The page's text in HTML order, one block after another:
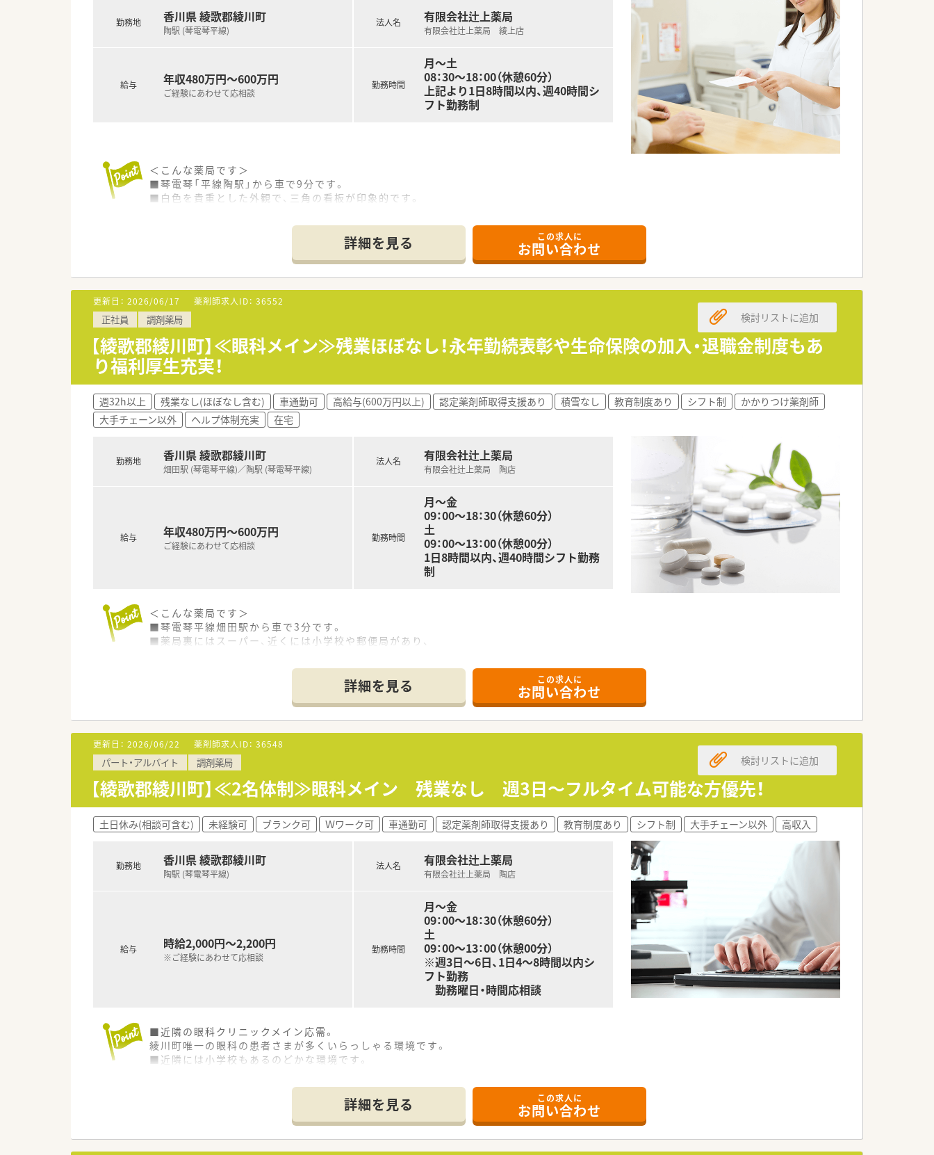
勤務地 香川県 綾歌郡綾川町
陶駅 (琴電琴平線)
給与 年収480万円～600万円
ご経験にあわせて応相談
法人名 有限会社辻上薬局
有限会社辻上薬局 綾上店
勤務時間
月～土
08：30～18：00（休憩60分）
上記より1日8時間以内、週40時間シ
フト勤務制
＜こんな薬局です＞
■琴電琴「平線陶駅」から車で9分です。
■白色を貴重とした外観で、三角の看板が印象的です。
皆様に落ち着いてご利用頂ける環境作りに努めています。
■要介護認定などの介護保険制度のご相談も受けています。
■内科, 小児科, 皮膚科の処方箋がメインとなります。
在宅にも積極的に取り組みしています。
■処方箋は90枚/日程度です。
■薬剤師は3名体制です。
＜研修制度＞
■新入社員導入研修、現場OJT、集合研修、
他店舗研修、各種勉強会や社内研究発表会、
更にe-Learningシステムまで導入しており、
入社後の薬剤師としてのスキルアップを支援致します。
■自主参加型の勉強会も開催しています！
「わかばクラブ」という若手社員による自主的な
調剤勉強会もございます。
・2ヶ月に1回開催される小売勉強会とは別に、
＜法人特徴＞
■株式会社トプコグループ（有限会社辻上薬局・有限会社アインス）は、
県下一円の店舗連携を通して香川県下で2番目に多い店舗数の運営を行っています。
創業当初より医薬分業に積極的に努め、独自のノウハウを構築した結果、
四国エリアでも非常にレベルの高い勤務薬剤師の方々を育成されています。
■福利厚生として、永年勤続表彰として、
生命保険の加入・退職金制度（3年以上）もあり充実しています。
■退職金積み立て費用は会社負担になります。
■お休みは日・祝＋平日4日/月の週休2日制となっております。
■ほぼ全ての店舗で地域支援体制加算を算定されています。
■現在、従業員の満足度を上げるため有給休暇取得推進や残業を抑える等
「働き方改革」を法人で取り組んでいます。
＜こんな方にもオススメ＞
■福利厚生の充実した会社で勤務したい方
■在宅に関する知識も身に付けたい方
少しでも気になった方はお問い合わせくださいませ
詳細を見る この求人に
お問い合わせ
更新日： 2026/06/17 薬剤師求人ID： 36552
正社員 調剤薬局
【綾歌郡綾川町】≪眼科メイン≫残業ほぼなし！永年勤続表彰や生命保険の加入・退職金制度もあ
り福利厚生充実！
検討リストに追加
週32h以上 残業なし(ほぼなし含む) 車通勤可 高給与(600万円以上) 認定薬剤師取得支援あり 積雪なし 教育制度あり シフト制
かかりつけ薬剤師
大手チェーン以外
ヘルプ体制充実 在宅
勤務地 香川県 綾歌郡綾川町
畑田駅 (琴電琴平線)／陶駅 (琴電琴平線)
給与 年収480万円～600万円
ご経験にあわせて応相談
法人名 有限会社辻上薬局
有限会社辻上薬局 陶店
勤務時間
月～金
09：00～18：30（休憩60分）
土
09：00～13：00（休憩00分）
1日8時間以内、週40時間シフト勤務
制
＜こんな薬局です＞
■琴電琴平線畑田駅から車で3分です。
■薬局裏にはスーパー、近くには小学校や郵便局があり、
■受付カウンターや投薬口には椅子を用意しており
患者様が落ち着いて説明を受ける事が出来る環境です。
■一般品薬や、栄養ドリンク等の雑貨品も多数置いてあります。
■調剤室は広々としており、整理整頓されています。
＜業務内容＞
■眼科がメインとなります。
在宅も取り組んでいる店舗です。
■処方箋は70～80枚/日程度です。
■薬剤師は2名体制です。
＜研修制度＞
■新入社員導入研修、現場OJT、集合研修、他店舗研修、
入社後の薬剤師としてのスキルアップを支援致します。
■自主参加型の勉強会も開催しています！
「わかばクラブ」という若手社員による自主的な調剤勉強会もございます。
サプリメントの勉強会もございます。
■株式会社トプコグループ（有限会社辻上薬局・有限会社アインス）は、
福利厚生などを充実させて環境を整えています。
また、ライフステージに合わせて、多様な働き方も実現できます。
創業当初より医薬分業に積極的に努め、独自のノウハウを構築した結果、
■福利厚生として、永年勤続表彰として、
15年及び30年勤務者を対象として表彰しています。
生命保険の加入・退職金制度（3年以上）もあり充実しています。
■退職金積み立て費用は会社負担になります。
■お休みは日・祝＋平日4日/月の週休2日制となっております。
詳細を見る この求人に
お問い合わせ
更新日： 2026/06/22 薬剤師求人ID： 36548
パート・アルバイト 調剤薬局
【綾歌郡綾川町】≪2名体制≫眼科メイン 残業なし 週3日～フルタイム可能な方優先！
検討リストに追加
土日休み(相談可含む) 未経験可 ブランク可 Ｗワーク可 車通勤可 認定薬剤師取得支援あり 教育制度あり シフト制 大手チェーン以外 高収入
勤務地 香川県 綾歌郡綾川町
陶駅 (琴電琴平線)
給与 時給2,000円～2,200円
※ご経験にあわせて応相談
法人名 有限会社辻上薬局
有限会社辻上薬局 陶店
勤務時間
月～金
09：00～18：30（休憩60分）
土
09：00～13：00（休憩00分）
※週3日～6日、1日4～8時間以内シ
フト勤務
勤務曜日・時間応相談
■近隣の眼科クリニックメイン応需。
綾川町唯一の眼科の患者さまが多くいらっしゃる環境です。
■近隣には小学校もあるのどかな環境です。
■社員が活き活きと活躍できる職場づくりを目指し、福利厚生などを充実させて環境を整えています。
また、ライフステージに合わせて、多様な働き方も実現できます。創業当初より医薬分業に積極的に努め、独自のノウハウを構築した
結果、四国エリアでも非常にレベルの高い勤務薬剤師の方々を育成されています。
■互助会制度も有り、結婚祝い金や出産祝い金制度を運用されています。
詳細を見る この求人に
お問い合わせ